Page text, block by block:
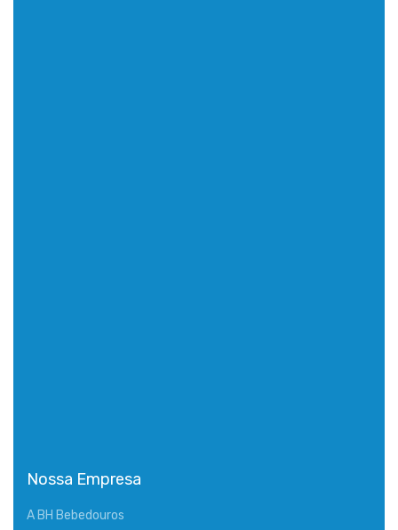
Nossa Empresa
A BH Bebedouros